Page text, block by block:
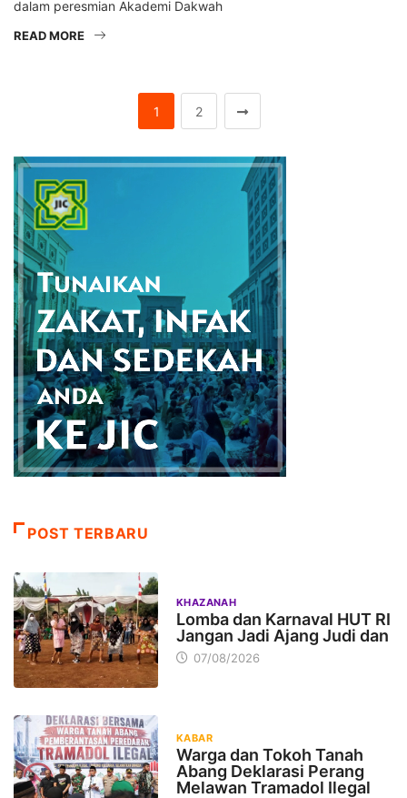
dalam peresmian Akademi Dakwah
READ MORE
1 2
POST TERBARU
KHAZANAH
Lomba dan Karnaval HUT RI
Jangan Jadi Ajang Judi dan
07/08/2026
KABAR
Warga dan Tokoh Tanah
Abang Deklarasi Perang
Melawan Tramadol Ilegal